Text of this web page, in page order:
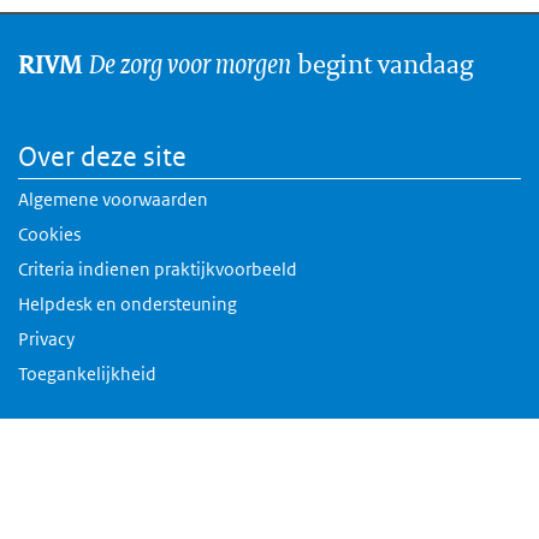
RIVMDe zorg voor morgen begint vandaag
Over deze site
Algemene voorwaarden
Cookies
Criteria indienen praktijkvoorbeeld
Helpdesk en ondersteuning
Privacy
Toegankelijkheid